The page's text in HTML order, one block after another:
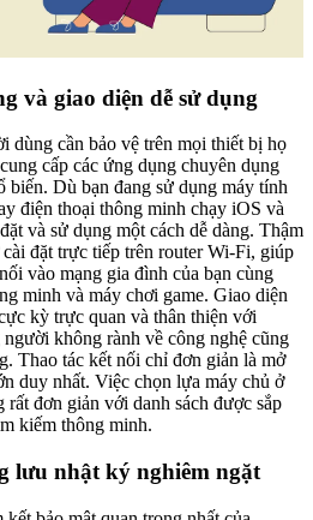
và giao diện dễ sử dụng
dùng cần bảo vệ trên mọi thiết bị họ
cấp các ứng dụng chuyên dụng
biến. Dù bạn đang sử dụng máy tính
điện thoại thông minh chạy iOS và
và sử dụng một cách dễ dàng. Thậm
đặt trực tiếp trên router Wi-Fi, giúp
vào mạng gia đình của bạn cùng
minh và máy chơi game. Giao diện
kỳ trực quan và thân thiện với
không rành về công nghệ cũng
Thao tác kết nối chỉ đơn giản là mở
duy nhất. Việc chọn lựa máy chủ ở
rất đơn giản với danh sách được sắp
kiếm thông minh.
lưu nhật ký nghiêm ngặt